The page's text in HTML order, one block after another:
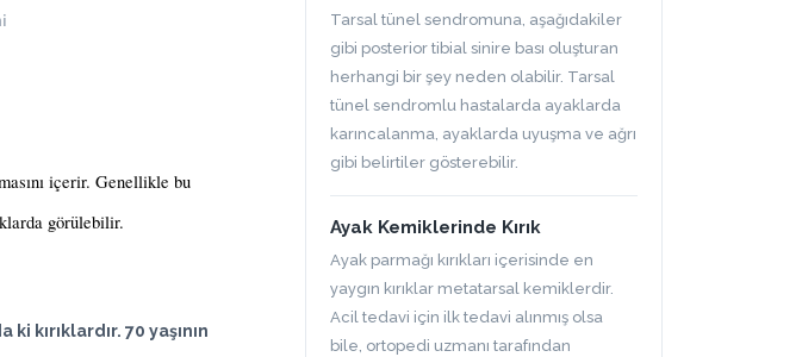
içerir. Genellikle bu
görülebilir.
kırıklardır. 70 yaşının
Tarsal tünel sendromuna, aşağıdakiler
gibi posterior tibial sinire bası oluşturan
herhangi bir şey neden olabilir. Tarsal
tünel sendromlu hastalarda ayaklarda
karıncalanma, ayaklarda uyuşma ve ağrı
gibi belirtiler gösterebilir.
Ayak Kemiklerinde Kırık
Ayak parmağı kırıkları içerisinde en
yaygın kırıklar metatarsal kemiklerdir.
Acil tedavi için ilk tedavi alınmış olsa
bile, ortopedi uzmanı tarafından